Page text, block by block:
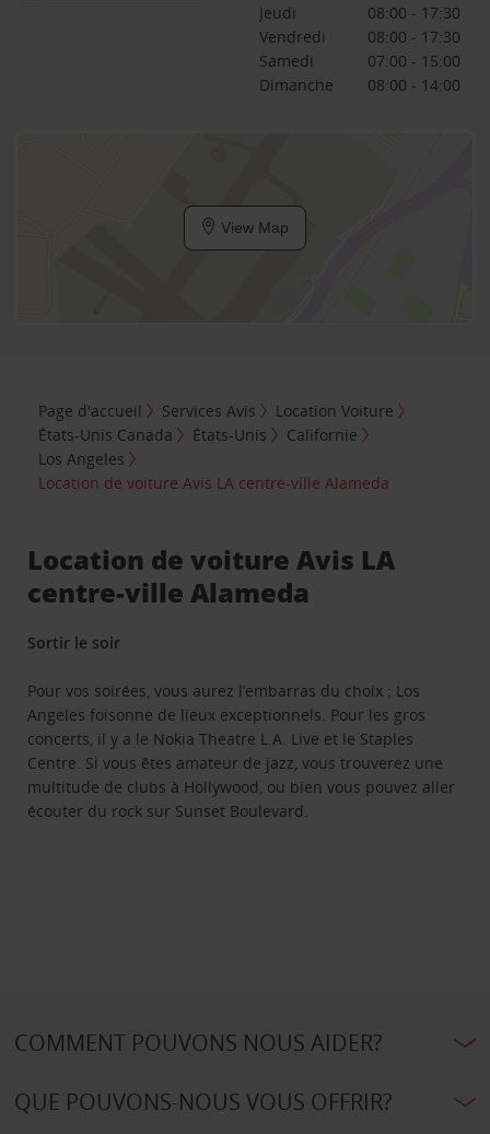
Jeudi
08:00 - 17:30
Vendredi
08:00 - 17:30
Samedi
07:00 - 15:00
Dimanche
08:00 - 14:00
View Map
Page d'accueil Services Avis
Location Voiture
États-Unis Canada
États-Unis
Californie
Los Angeles
Location de voiture Avis LA centre-ville Alameda
Location de voiture Avis LA
centre-ville Alameda
Sortir le soir
Pour vos soirées, vous aurez l’embarras du choix : Los
Angeles foisonne de lieux exceptionnels. Pour les gros
concerts, il y a le Nokia Theatre L.A. Live et le Staples
Centre. Si vous êtes amateur de jazz, vous trouverez une
multitude de clubs à Hollywood, ou bien vous pouvez aller
écouter du rock sur Sunset Boulevard.
COMMENT POUVONS NOUS AIDER?
QUE POUVONS-NOUS VOUS OFFRIR?